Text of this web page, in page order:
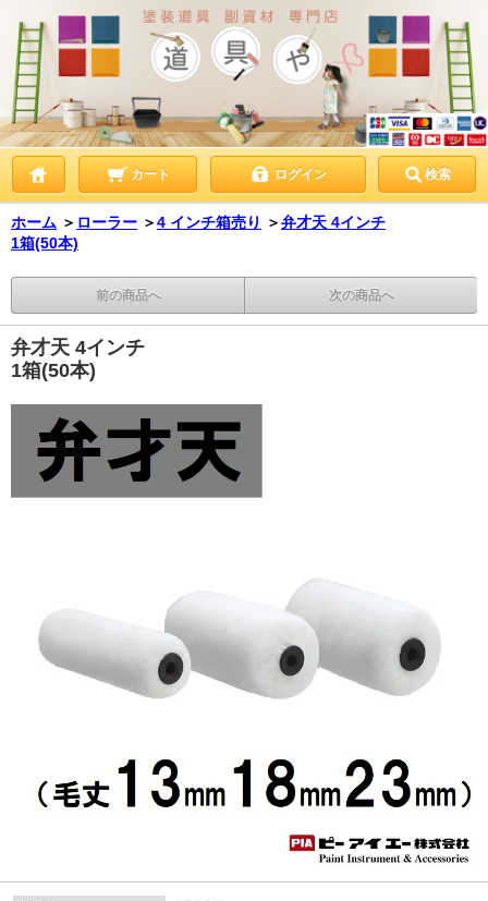
カート ログイン 検索
ホーム ＞ ローラー ＞4 インチ箱売り ＞弁才天 4インチ
1箱(50本)
前の商品へ 次の商品へ
弁才天 4インチ
1箱(50本)